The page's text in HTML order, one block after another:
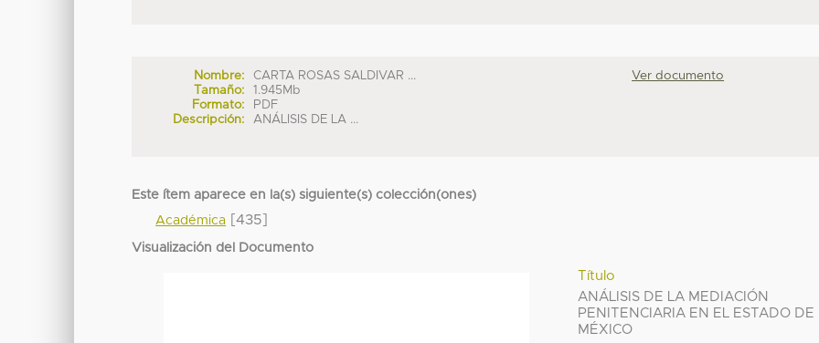
Nombre:
CARTA ROSAS SALDIVAR ...
Tamaño:
1.945Mb
Formato:
PDF
Descripción:
ANÁLISIS DE LA ...
Ver documento
Este ítem aparece en la(s) siguiente(s) colección(ones)
Académica [435]
Visualización del Documento
Título
ANÁLISIS DE LA MEDIACIÓN
PENITENCIARIA EN EL ESTADO DE
MÉXICO